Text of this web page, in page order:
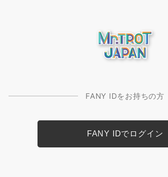
FANY IDをお持ちの方